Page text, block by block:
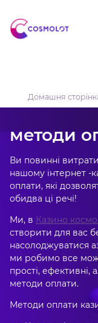
Реєстрація
Ігор
Методи оплати
Контакт
Домашня
методи
Ви повинні
нашому інтернет -
оплати, які
обидва ці речі!
Ми, в Казино
створити для вас
насолоджуватися
ми робимо все
прості, ефективні,
методи оплати.
Методи оплати